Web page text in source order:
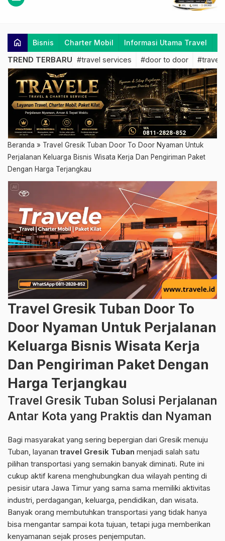
home Bisnis Charter Mobil Informasi Utama Travel
TREND TERBARU #travel services #door to door #travel
Beranda » Travel Gresik Tuban Door To Door Nyaman Untuk
Perjalanan Keluarga Bisnis Wisata Kerja Dan Pengiriman Paket
Dengan Harga Terjangkau
Travel Gresik Tuban Door To
Door Nyaman Untuk Perjalanan
Keluarga Bisnis Wisata Kerja
Dan Pengiriman Paket Dengan
Harga Terjangkau
Travel Gresik Tuban Solusi Perjalanan
Antar Kota yang Praktis dan Nyaman
Bagi masyarakat yang sering bepergian dari Gresik menuju
Tuban, layanantravel Gresik Tuban menjadi salah satu
pilihan transportasi yang semakin banyak diminati. Rute ini
cukup aktif karena menghubungkan dua wilayah penting di
pesisir utara Jawa Timur yang sama sama memiliki aktivitas
industri, perdagangan, keluarga, pendidikan, dan wisata.
Banyak orang membutuhkan transportasi yang tidak hanya
bisa mengantar sampai kota tujuan, tetapi juga memberikan
kenyamanan sejak proses penjemputan.